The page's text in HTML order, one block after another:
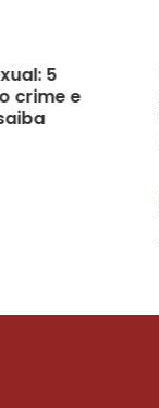
5
crime e